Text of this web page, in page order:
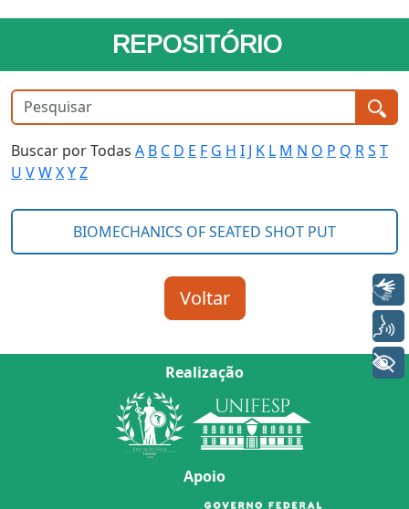
REPOSITÓRIO
Buscar por Todas A B C D E F G H I J K L M N O P Q RS T
U VWXYZ
Realização
Apoio